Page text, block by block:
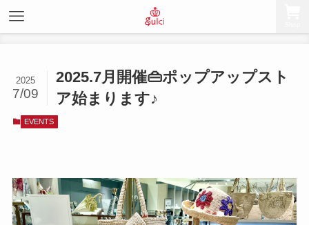
2025.7月開催👜ポップアップスト
ア始まります♪
2025
7/09
EVENTS